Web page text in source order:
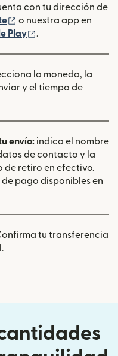
con tu dirección de
(se abre en una
o nuestra app en
ventana nueva)
Play .
la moneda, la
y el tiempo de
envío: indica el nombre
de contacto y la
de retiro en efectivo.
pago disponibles en
tu transferencia